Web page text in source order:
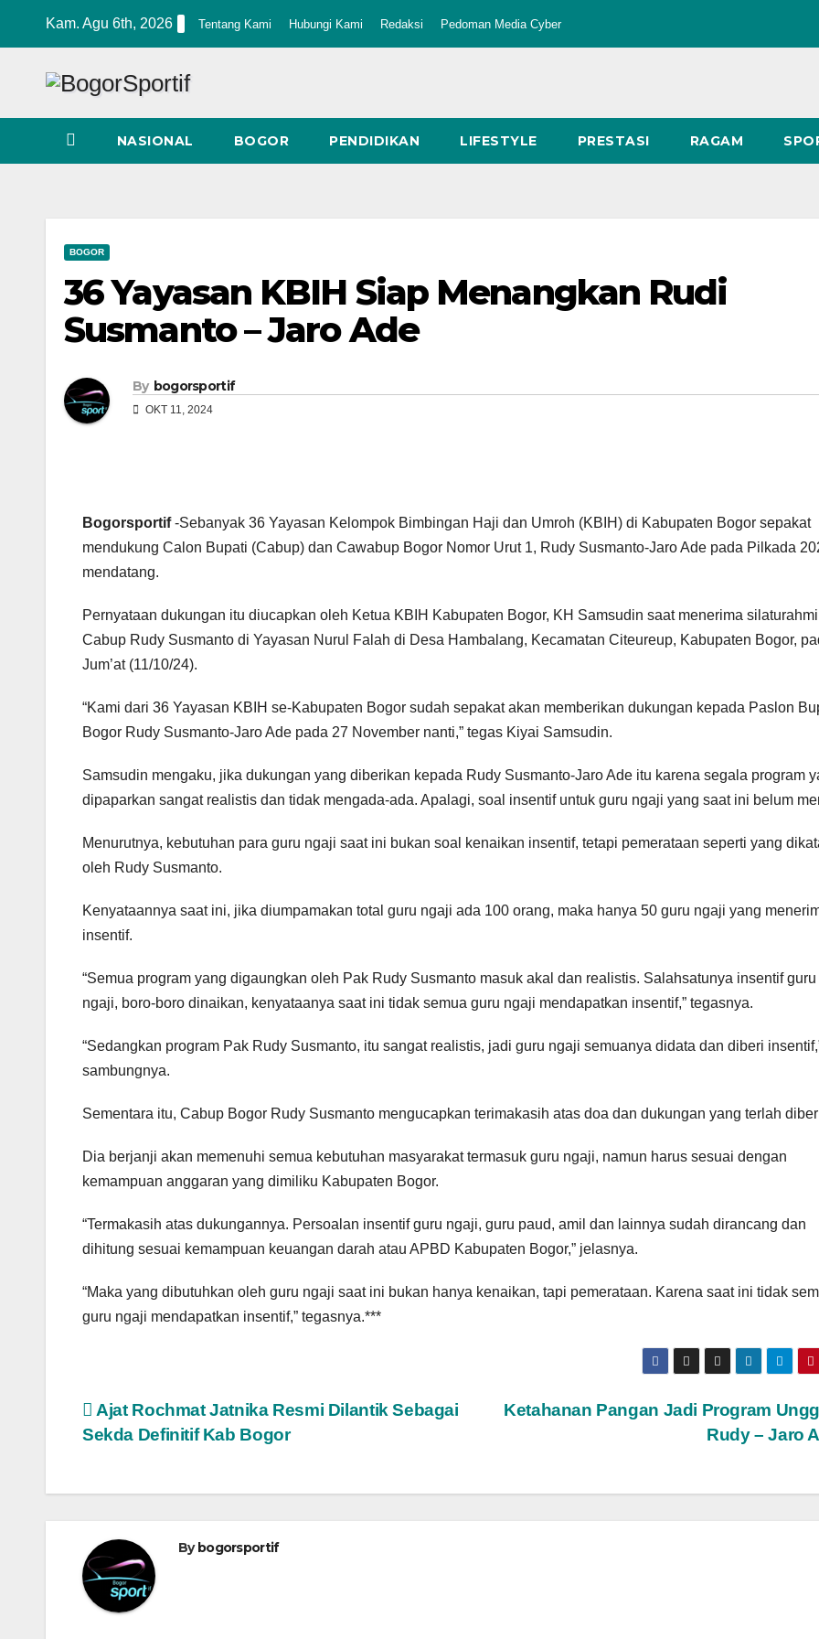
Kam. Agu 6th, 2026 Tentang Kami Hubungi Kami Redaksi Pedoman Media Cyber
NASIONAL BOGOR PENDIDIKAN LIFESTYLE PRESTASI RAGAM
BOGOR
36 Yayasan KBIH Siap Menangkan Rudi
Susmanto – Jaro Ade
By bogorsportif
OKT 11, 2024
Bogorsportif-Sebanyak 36 Yayasan Kelompok Bimbingan Haji dan Umroh (KBIH) di Kabupaten Bogor sepakat
mendukung Calon Bupati (Cabup) dan Cawabup Bogor Nomor Urut 1, Rudy Susmanto-Jaro Ade pada Pilkada
mendatang.
Pernyataan dukungan itu diucapkan oleh Ketua KBIH Kabupaten Bogor, KH Samsudin saat menerima silaturahmi
Cabup Rudy Susmanto di Yayasan Nurul Falah di Desa Hambalang, Kecamatan Citeureup, Kabupaten Bogor,
Jum’at (11/10/24).
“Kami dari 36 Yayasan KBIH se-Kabupaten Bogor sudah sepakat akan memberikan dukungan kepada Paslon
Bogor Rudy Susmanto-Jaro Ade pada 27 November nanti,” tegas Kiyai Samsudin.
Samsudin mengaku, jika dukungan yang diberikan kepada Rudy Susmanto-Jaro Ade itu karena segala program
dipaparkan sangat realistis dan tidak mengada-ada. Apalagi, soal insentif untuk guru ngaji yang saat ini belum
Menurutnya, kebutuhan para guru ngaji saat ini bukan soal kenaikan insentif, tetapi pemerataan seperti yang
oleh Rudy Susmanto.
Kenyataannya saat ini, jika diumpamakan total guru ngaji ada 100 orang, maka hanya 50 guru ngaji yang
insentif.
“Semua program yang digaungkan oleh Pak Rudy Susmanto masuk akal dan realistis. Salahsatunya insentif guru
ngaji, boro-boro dinaikan, kenyataanya saat ini tidak semua guru ngaji mendapatkan insentif,” tegasnya.
“Sedangkan program Pak Rudy Susmanto, itu sangat realistis, jadi guru ngaji semuanya didata dan diberi
sambungnya.
Sementara itu, Cabup Bogor Rudy Susmanto mengucapkan terimakasih atas doa dan dukungan yang terlah
Dia berjanji akan memenuhi semua kebutuhan masyarakat termasuk guru ngaji, namun harus sesuai dengan
kemampuan anggaran yang dimiliku Kabupaten Bogor.
“Termakasih atas dukungannya. Persoalan insentif guru ngaji, guru paud, amil dan lainnya sudah dirancang dan
dihitung sesuai kemampuan keuangan darah atau APBD Kabupaten Bogor,” jelasnya.
“Maka yang dibutuhkan oleh guru ngaji saat ini bukan hanya kenaikan, tapi pemerataan. Karena saat ini tidak
guru ngaji mendapatkan insentif,” tegasnya.***
Navigasi
Ketahanan Pangan Jadi Program
Rudy – Jaro
Ajat Rochmat Jatnika Resmi Dilantik Sebagai
Sekda Definitif Kab Bogor
Bybogorsportif